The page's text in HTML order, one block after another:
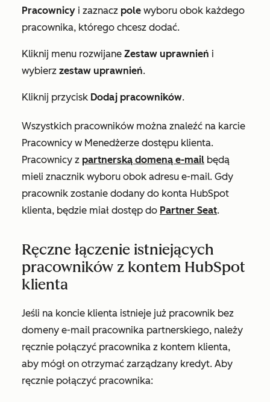
Pracownicy i zaznacz pole wyboru obok każdego
pracownika, którego chcesz dodać.
Kliknij menu rozwijane Zestaw uprawnień i
wybierz zestaw uprawnień.
Kliknij przycisk Dodaj pracowników.
Wszystkich pracowników można znaleźć na karcie
Pracownicy w Menedżerze dostępu klienta.
Pracownicy z partnerską domeną e-mail będą
mieli znacznik wyboru obok adresu e-mail. Gdy
pracownik zostanie dodany do konta HubSpot
klienta, będzie miał dostęp do Partner Seat.
Ręczne łączenie istniejących
pracowników z kontem HubSpot
klienta
Jeśli na koncie klienta istnieje już pracownik bez
domeny e-mail pracownika partnerskiego, należy
ręcznie połączyć pracownika z kontem klienta,
aby mógł on otrzymać zarządzany kredyt. Aby
ręcznie połączyć pracownika: